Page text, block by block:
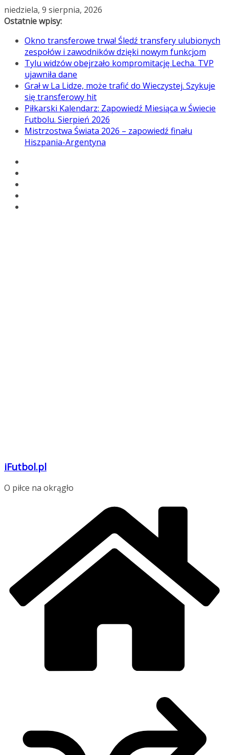
Przejdź
do
niedziela, 9 sierpnia, 2026
Ostatnie wpisy:
Okno transferowe trwa! Śledź transfery ulubionych
zespołów i zawodników dzięki nowym funkcjom
Tylu widzów obejrzało kompromitację Lecha. TVP
ujawniła dane
Grał w La Lidze, może trafić do Wieczystej. Szykuje
się transferowy hit
Piłkarski Kalendarz: Zapowiedź Miesiąca w Świecie
Futbolu. Sierpień 2026
Mistrzostwa Świata 2026 – zapowiedź finału
Hiszpania-Argentyna
iFutbol.pl
O piłce na okrągło